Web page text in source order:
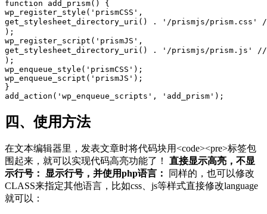
function add_prism() {
wp_register_style('prismCSS',
get_stylesheet_directory_uri() . '/prismjs/prism.css' //
);
wp_register_script('prismJS',
get_stylesheet_directory_uri() . '/prismjs/prism.js' //自
);
wp_enqueue_style('prismCSS');
wp_enqueue_script('prismJS');
}
add_action('wp_enqueue_scripts', 'add_prism');
四、使用方法
在文本编辑器里，发表文章时将代码块用<code><pre>标签包
围起来，就可以实现代码高亮功能了！ 直接显示高亮，不显
示行号： 显示行号，并使用php语言：
同样的，也可以修改
CLASS来指定其他语言，比如css、js等样式直接修改language
就可以：